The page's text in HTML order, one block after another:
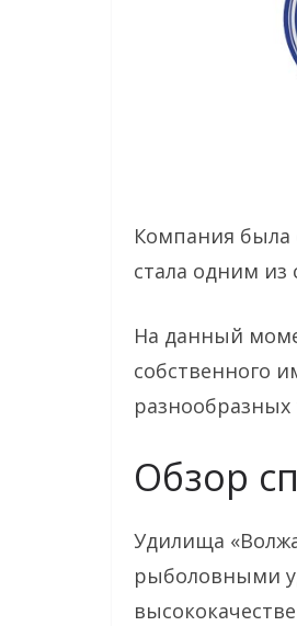
Компания была
стала одним из
На данный
собственного
разнообразных
Обзор
Удилища
рыболовными